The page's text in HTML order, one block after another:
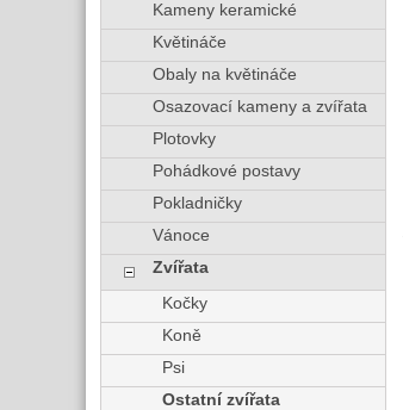
Kameny keramické
Květináče
Obaly na květináče
Osazovací kameny a zvířata
Plotovky
Pohádkové postavy
Pokladničky
Vánoce
Zvířata
Kočky
Koně
Psi
Ostatní zvířata